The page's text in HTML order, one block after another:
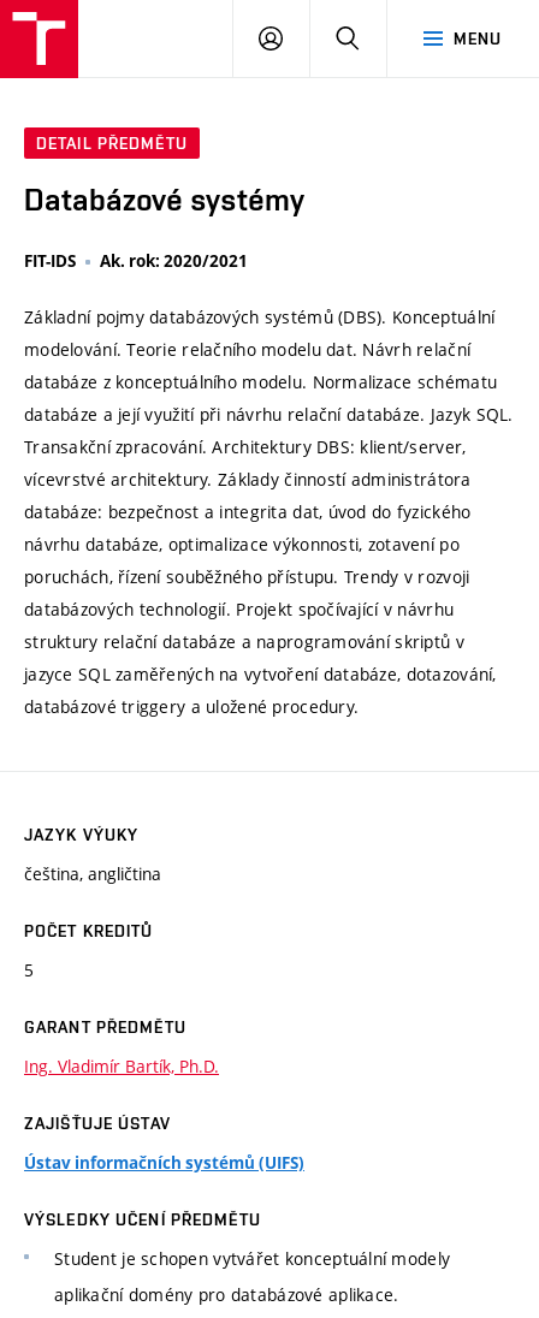
MENU
PŘIHLÁSIT
DETAIL PŘEDMĚTU
Databázové systémy
FIT-IDS Ak. rok: 2020/2021
Základní pojmy databázových systémů (DBS). Konceptuální
modelování. Teorie relačního modelu dat. Návrh relační
databáze z konceptuálního modelu. Normalizace schématu
databáze a její využití při návrhu relační databáze. Jazyk SQL.
Transakční zpracování. Architektury DBS: klient/server,
vícevrstvé architektury. Základy činností administrátora
databáze: bezpečnost a integrita dat, úvod do fyzického
návrhu databáze, optimalizace výkonnosti, zotavení po
poruchách, řízení souběžného přístupu. Trendy v rozvoji
databázových technologií. Projekt spočívající v návrhu
struktury relační databáze a naprogramování skriptů v
jazyce SQL zaměřených na vytvoření databáze, dotazování,
databázové triggery a uložené procedury.
JAZYK VÝUKY
čeština, angličtina
POČET KREDITŮ
5
GARANT PŘEDMĚTU
Ing. Vladimír Bartík, Ph.D.
ZAJIŠŤUJE ÚSTAV
Ústav informačních systémů (UIFS)
VÝSLEDKY UČENÍ PŘEDMĚTU
Student je schopen vytvářet konceptuální modely
aplikační domény pro databázové aplikace.